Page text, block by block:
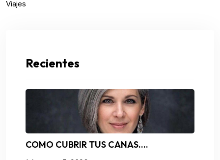
Viajes
Recientes
COMO CUBRIR TUS CANAS….